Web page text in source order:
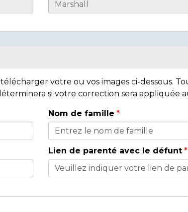
votre ou vos images ci-dessous.
si votre correction sera appliquée
Nom de famille
Lien de parenté avec le défunt